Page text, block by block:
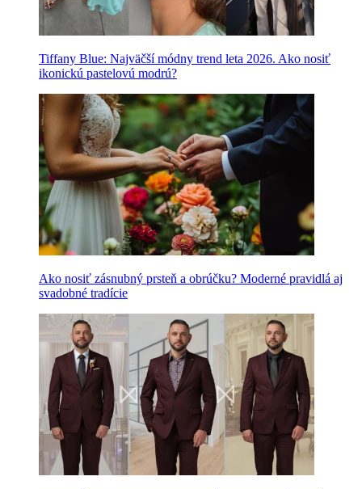
Tiffany Blue: Najväčší módny trend leta 2026. Ako nosiť
ikonickú pastelovú modrú?
Ako nosiť zásnubný prsteň a obrúčku? Moderné pravidlá aj
svadobné tradície